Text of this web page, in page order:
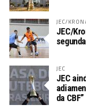
JEC/
JEC/
JEC
JEC
da CBF”